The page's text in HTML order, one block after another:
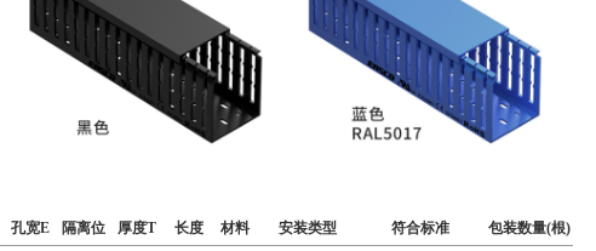
孔宽E 隔离位 厚度T 长度 材料 安装类型 符合标准 包装数量(根)